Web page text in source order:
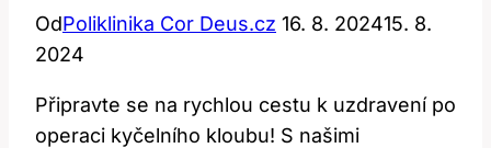
OdPoliklinika Cor Deus.cz 16. 8. 202415. 8.
2024
Připravte se na rychlou cestu k uzdravení po
operaci kyčelního kloubu! S našimi